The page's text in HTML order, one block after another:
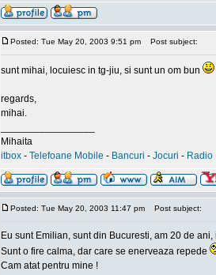
Posted: Tue May 20, 2003 9:51 pm Post subject:
sunt mihai, locuiesc in tg-jiu, si sunt un om bun
regards,
mihai.
Mihaita
itbox - Telefoane Mobile - Bancuri - Jocuri - Radio
Posted: Tue May 20, 2003 11:47 pm Post subject:
Eu sunt Emilian, sunt din Bucuresti, am 20 de
Sunt o fire calma, dar care se enerveaza repede
Cam atat pentru mine !